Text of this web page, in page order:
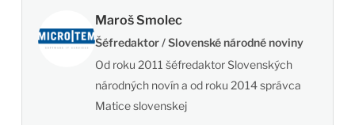
Maroš Smolec
Šéfredaktor / Slovenské národné noviny
Od roku 2011 šéfredaktor Slovenských
národných novín a od roku 2014 správca
Matice slovenskej